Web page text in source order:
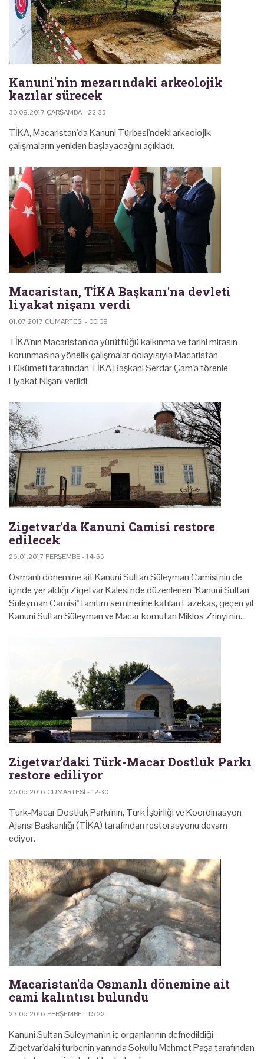
Kanuni'nin mezarındaki arkeolojik
kazılar sürecek
30.08.2017 ÇARŞAMBA - 22:33
TİKA, Macaristan'da Kanuni Türbesi'ndeki arkeolojik
çalışmaların yeniden başlayacağını açıkladı.
Macaristan, TİKA Başkanı'na devleti
liyakat nişanı verdi
01.07.2017 CUMARTESI - 00:08
TİKA'nın Macaristan'da yürüttüğü kalkınma ve tarihi mirasın
korunmasına yönelik çalışmalar dolayısıyla Macaristan
Hükümeti tarafından TİKA Başkanı Serdar Çam'a törenle
Liyakat Nişanı verildi
Zigetvar'da Kanuni Camisi restore
edilecek
26.01.2017 PERŞEMBE - 14:55
Osmanlı dönemine ait Kanuni Sultan Süleyman Camisi'nin de
içinde yer aldığı Zigetvar Kalesi'nde düzenlenen ''Kanuni Sultan
Süleyman Camisi'' tanıtım seminerine katılan Fazekas, geçen yıl
Kanuni Sultan Süleyman ve Macar komutan Miklos Zrinyi'nin…
Zigetvar'daki Türk-Macar Dostluk Parkı
restore ediliyor
25.06.2016 CUMARTESI - 12:30
Türk-Macar Dostluk Parkı'nın, Türk İşbirliği ve Koordinasyon
Ajansı Başkanlığı (TİKA) tarafından restorasyonu devam
ediyor.
Macaristan'da Osmanlı dönemine ait
cami kalıntısı bulundu
23.06.2016 PERŞEMBE - 15:22
Kanuni Sultan Süleyman'ın iç organlarının defnedildiği
Zigetvar'daki türbenin yanında Sokullu Mehmet Paşa tarafından